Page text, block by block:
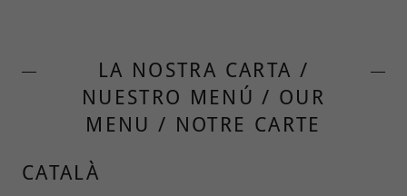
LA NOSTRA CARTA /
NUESTRO MENÚ / OUR
MENU / NOTRE CARTE
CATALÀ